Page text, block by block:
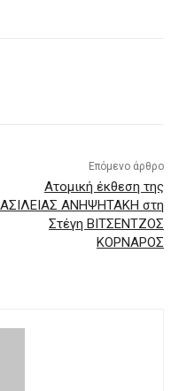
Επόμενο άρθρο
Ατομική έκθεση της
ΑΝΗΨΗΤΑΚΗ στη
Στέγη ΒΙΤΣΕΝΤΖΟΣ
ΚΟΡΝΑΡΟΣ